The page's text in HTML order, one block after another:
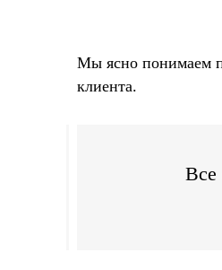
Мы ясно понимаем
клиента.
Все